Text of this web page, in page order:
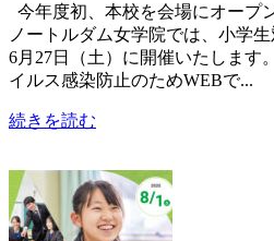
今年度初、本校を会場にオープ
ノートルダム女学院では、小学
6月27日（土）に開催いたします
イルス感染防止のためWEBで...
続きを読む